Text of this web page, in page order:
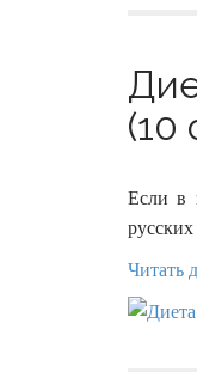
(10
Если в
русских
Читать